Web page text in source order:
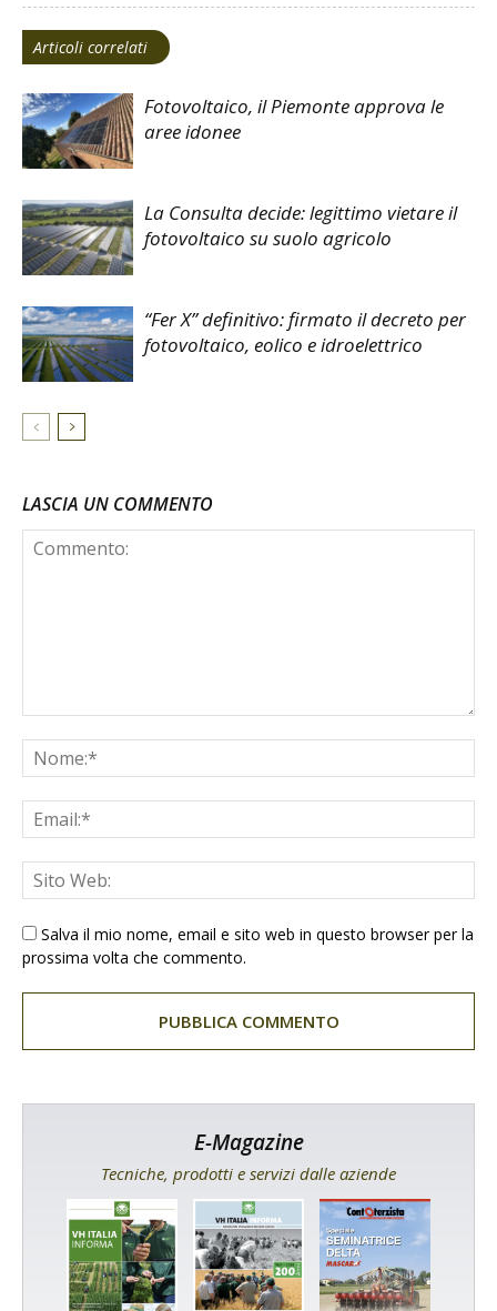
Articoli correlati
Fotovoltaico, il Piemonte approva le
aree idonee
La Consulta decide: legittimo vietare il
fotovoltaico su suolo agricolo
“Fer X” definitivo: firmato il decreto per
fotovoltaico, eolico e idroelettrico
LASCIA UN COMMENTO
Salva il mio nome, email e sito web in questo browser per la
prossima volta che commento.
E-Magazine
Tecniche, prodotti e servizi dalle aziende